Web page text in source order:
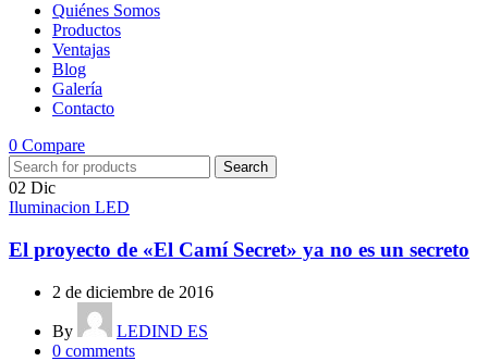
Quiénes Somos
Productos
Ventajas
Blog
Galería
Contacto
0 Compare
Search
02 Dic
Iluminacion LED
El proyecto de «El Camí Secret» ya no es un secreto
2 de diciembre de 2016
By
LEDIND ES
0 comments